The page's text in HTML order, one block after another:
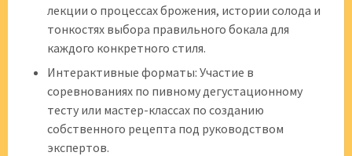
лекции о процессах брожения, истории солода и
тонкостях выбора правильного бокала для
каждого конкретного стиля.
Интерактивные форматы: Участие в
соревнованиях по пивному дегустационному
тесту или мастер-классах по созданию
собственного рецепта под руководством
экспертов.